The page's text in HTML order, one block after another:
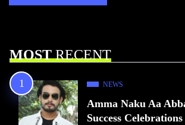
MOSTRECENT
NEWS
Amma Naku Aa
Success Celebrations